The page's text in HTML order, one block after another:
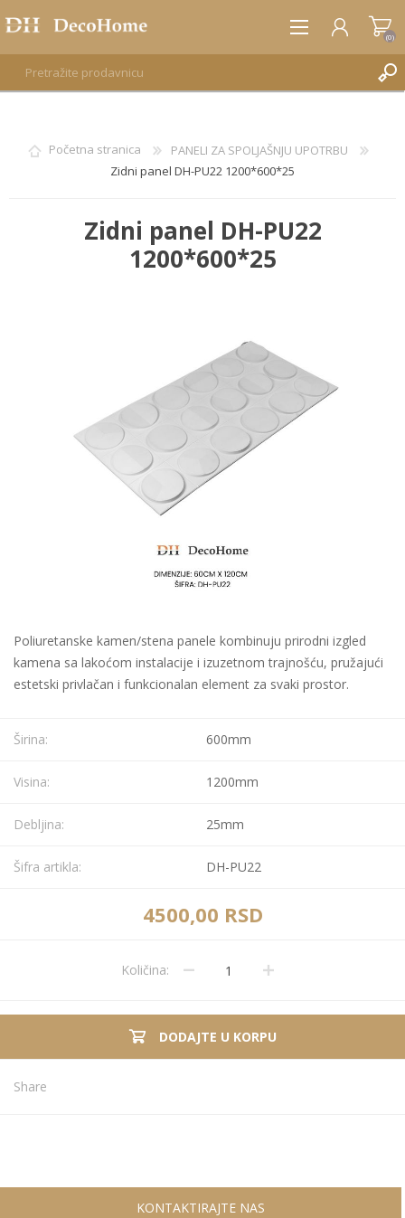
REGISTRUJTE SE
(0)
Početna stranica
PANELI ZA SPOLJAŠNJU UPOTRBU
Zidni panel DH-PU22 1200*600*25
Zidni panel DH-PU22
1200*600*25
Poliuretanske kamen/stena panele kombinuju prirodni izgled
kamena sa lakoćom instalacije i izuzetnom trajnošću, pružajući
estetski privlačan i funkcionalan element za svaki prostor.
Širina: 600mm
Visina: 1200mm
Debljina: 25mm
Šifra artikla: DH-PU22
4500,00 RSD
Količina:
DODAJTE U KORPU
Share
KONTAKTIRAJTE NAS